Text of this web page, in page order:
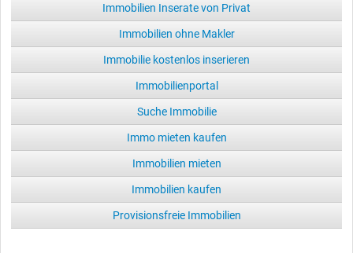
Immobilien Inserate von Privat
Immobilien ohne Makler
Immobilie kostenlos inserieren
Immobilienportal
Suche Immobilie
Immo mieten kaufen
Immobilien mieten
Immobilien kaufen
Provisionsfreie Immobilien